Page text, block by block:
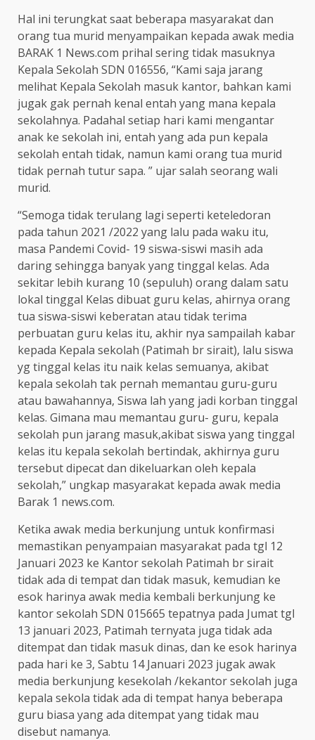
Hal ini terungkat saat beberapa masyarakat dan
orang tua murid menyampaikan kepada awak media
BARAK 1 News.com prihal sering tidak masuknya
Kepala Sekolah SDN 016556, “Kami saja jarang
melihat Kepala Sekolah masuk kantor, bahkan kami
jugak gak pernah kenal entah yang mana kepala
sekolahnya. Padahal setiap hari kami mengantar
anak ke sekolah ini, entah yang ada pun kepala
sekolah entah tidak, namun kami orang tua murid
tidak pernah tutur sapa. ” ujar salah seorang wali
murid.
“Semoga tidak terulang lagi seperti keteledoran
pada tahun 2021 /2022 yang lalu pada waku itu,
masa Pandemi Covid- 19 siswa-siswi masih ada
daring sehingga banyak yang tinggal kelas. Ada
sekitar lebih kurang 10 (sepuluh) orang dalam satu
lokal tinggal Kelas dibuat guru kelas, ahirnya orang
tua siswa-siswi keberatan atau tidak terima
perbuatan guru kelas itu, akhir nya sampailah kabar
kepada Kepala sekolah (Patimah br sirait), lalu siswa
yg tinggal kelas itu naik kelas semuanya, akibat
kepala sekolah tak pernah memantau guru-guru
atau bawahannya, Siswa lah yang jadi korban tinggal
kelas. Gimana mau memantau guru- guru, kepala
sekolah pun jarang masuk,akibat siswa yang tinggal
kelas itu kepala sekolah bertindak, akhirnya guru
tersebut dipecat dan dikeluarkan oleh kepala
sekolah,” ungkap masyarakat kepada awak media
Barak 1 news.com.
Ketika awak media berkunjung untuk konfirmasi
memastikan penyampaian masyarakat pada tgl 12
Januari 2023 ke Kantor sekolah Patimah br sirait
tidak ada di tempat dan tidak masuk, kemudian ke
esok harinya awak media kembali berkunjung ke
kantor sekolah SDN 015665 tepatnya pada Jumat tgl
13 januari 2023, Patimah ternyata juga tidak ada
ditempat dan tidak masuk dinas, dan ke esok harinya
pada hari ke 3, Sabtu 14 Januari 2023 jugak awak
media berkunjung kesekolah /kekantor sekolah juga
kepala sekola tidak ada di tempat hanya beberapa
guru biasa yang ada ditempat yang tidak mau
disebut namanya.